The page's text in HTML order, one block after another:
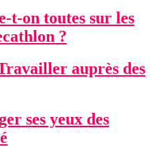
t-on toutes sur les
?
auprès des
ses yeux des